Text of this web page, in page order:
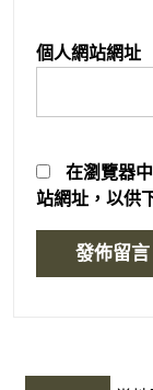
個人網站網址
在瀏覽器
站網址，以供